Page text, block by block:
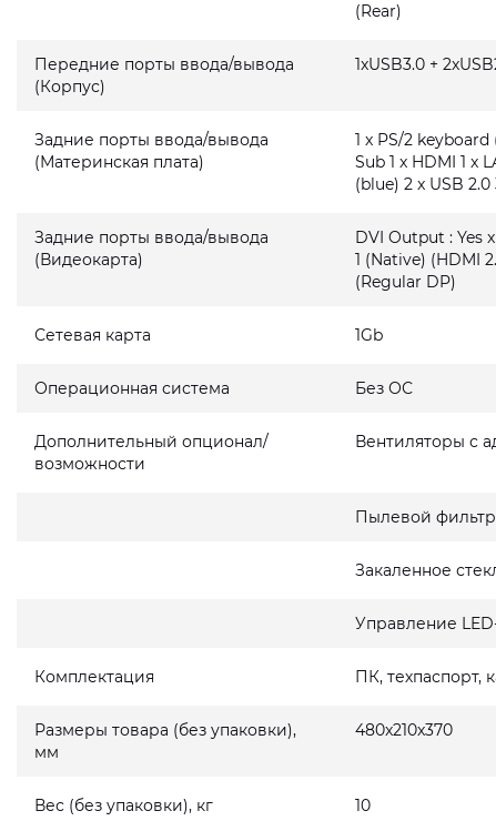
(Rear)
Передние порты ввода/вывода
(Корпус)
1xUSB3.0 +
Задние порты ввода/вывода
(Материнская плата)
1 x PS/2
Sub 1 x HDMI 1 x
(blue) 2 x USB
Задние порты ввода/вывода
(Видеокарта)
DVI Output : Yes
1 (Native) (HDMI
(Regular DP)
Сетевая карта 1Gb
Операционная система Без ОС
Дополнительный опционал/
возможности
Вентиляторы с
Пылевой
Закаленное
Управление
Комплектация ПК, техпаспорт,
Размеры товара (без упаковки),
мм
480x210x370
Вес (без упаковки), кг 10